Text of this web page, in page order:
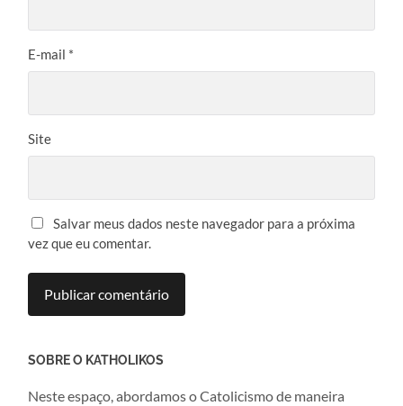
E-mail *
Site
Salvar meus dados neste navegador para a próxima
vez que eu comentar.
SOBRE O KATHOLIKOS
Neste espaço, abordamos o Catolicismo de maneira